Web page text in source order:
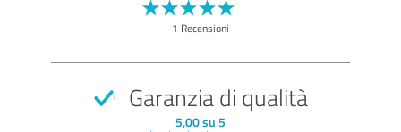
1 Recensioni
Garanzia di qualità
5,00 su 5